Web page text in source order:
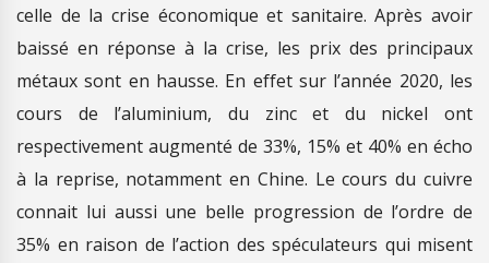
celle de la crise économique et sanitaire. Après avoir
baissé en réponse à la crise, les prix des principaux
métaux sont en hausse. En effet sur l’année 2020, les
cours de l’aluminium, du zinc et du nickel ont
respectivement augmenté de 33%, 15% et 40% en écho
à la reprise, notamment en Chine. Le cours du cuivre
connait lui aussi une belle progression de l’ordre de
35% en raison de l’action des spéculateurs qui misent